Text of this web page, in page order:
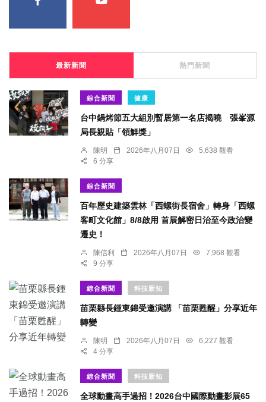
最新新聞 熱門新聞
綜合新聞 健康
台中鍋烤節五大組別暫居第一名店揭曉 張峯源
局長親貼「領鮮獎」
陳明 2026年八月07日
5,638 觀看
6 分享
綜合新聞
百年歷史建築雲林「西螺街長宿舍」轉身「西螺
客町文化館」8/8啟用 首展解密日治至今政治變
遷史！
陳信利 2026年八月07日
7,968 觀看
9 分享
綜合新聞 科技新知
苗栗縣長鍾東錦受邀演講 「苗栗甦醒」分享近年
轉變
陳明 2026年八月07日
6,227 觀看
4 分享
綜合新聞 科技新知
全球動畫高手過招！2026台中國際動畫影展65